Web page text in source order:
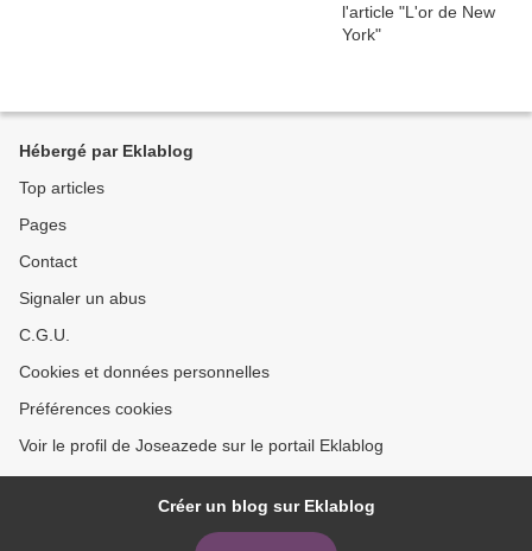
Hébergé par Eklablog
Top articles
Pages
Contact
Signaler un abus
C.G.U.
Cookies et données personnelles
Préférences cookies
Voir le profil de Joseazede sur le portail Eklablog
Créer un blog sur Eklablog